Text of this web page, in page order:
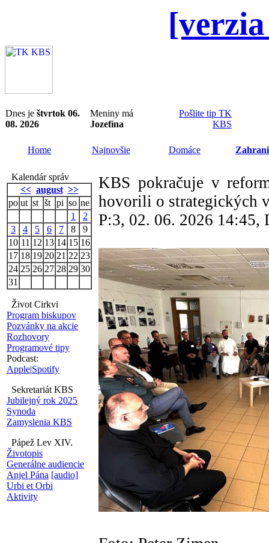
Dnes je štvrtok 06.
08. 2026
Meniny má
Jozefína
Pošlite tip TK
KBS
Home Najnovšie Domáce
Kalendár správ
<< august >>
po ut st št pi so ne
1
2
3
4 5 6 7 8
9
10 11 12 13 14 15 16
17 18 19 20 21 22 23
24 25 26 27 28 29 30
31
Život Cirkvi
Program biskupov
Pozvánky na akcie
Rozhovory
Programové tipy
Podcast:
Apple|Spotify
Sekretariát KBS
Jubilejný rok 2025
Synoda
Zamyslenia KBS
Pápež Lev XIV.
Životopis
Generálne audiencie
Anjel Pána [audio]
Urbi et Orbi
Aktivity
KBS pokračuje v
hovorili o strategických
P:3, 02. 06. 2026 14:45,